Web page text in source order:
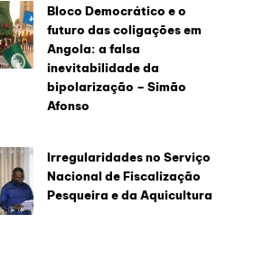
Bloco Democrático e o
futuro das coligações em
Angola: a falsa
inevitabilidade da
bipolarização – Simão
Afonso
Irregularidades no Serviço
Nacional de Fiscalização
Pesqueira e da Aquicultura